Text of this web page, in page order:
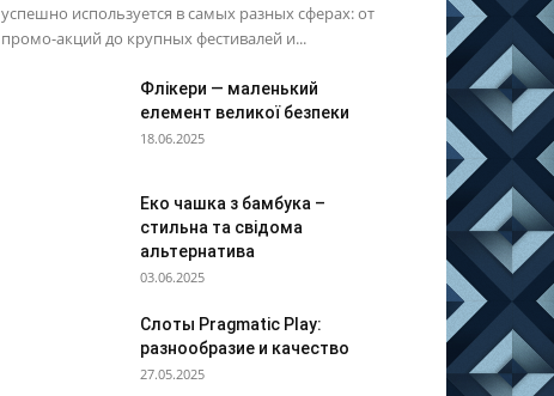
успешно используется в самых разных сферах: от
промо-акций до крупных фестивалей и...
Флікери — маленький
елемент великої безпеки
18.06.2025
Еко чашка з бамбука –
стильна та свідома
альтернатива
03.06.2025
Слоты Pragmatic Play:
разнообразие и качество
27.05.2025